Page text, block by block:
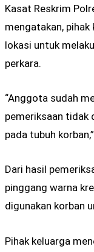
Kasat Reskrim
mengatakan,
lokasi untuk
perkara.
“Anggota sudah
pemeriksaan tidak
pada tubuh
Dari hasil
pinggang warna
digunakan korban
Pihak keluarga